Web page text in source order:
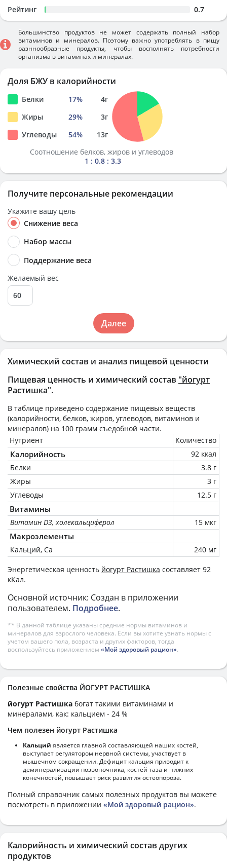
Химический состав и анализ пищевой ценности
Пищевая ценность и химический состав "йогурт
Растишка".
В таблице приведено содержание пищевых веществ
(калорийности, белков, жиров, углеводов, витаминов и
минералов) на 100 грамм съедобной части.
Нутриент
Количество
Калорийность
92 ккал
Белки
3.8 г
Жиры
3 г
Углеводы
12.5 г
Витамины
Витамин D3, холекальциферол 15 мкг
Макроэлементы
Кальций, Ca 240 мг
Энергетическая ценность йогурт Растишка составляет 92
кКал.
Основной источник: Создан в приложении
пользователем. Подробнее.
** В данной таблице указаны средние нормы витаминов и
минералов для взрослого человека. Если вы хотите узнать нормы с
учетом вашего пола, возраста и других факторов, тогда
воспользуйтесь приложением «Мой здоровый рацион».
Рейтинг 0.7
Большинство продуктов не может содержать полный набор
витаминов и минералов. Поэтому важно употреблять в пищу
разннообразные продукты, чтобы восполнять потребности
организма в витаминах и минералах.
Доля БЖУ в калорийности
Белки 17% 4г
Жиры
29% 3г
Углеводы
54% 13г
Соотношение белков, жиров и углеводов
1 : 0.8 : 3.3
Получите персональные рекомендации
Укажите вашу цель
Снижение веса
Набор массы
Поддержание веса
Желаемый вес
Далее
Полезные свойства ЙОГУРТ РАСТИШКА
йогурт Растишка богат такими витаминами и
минералами, как: кальцием - 24 %
Чем полезен йогурт Растишка
Кальций является главной составляющей наших костей,
выступает регулятором нервной системы, участвует в
мышечном сокращении. Дефицит кальция приводит к
деминерализации позвоночника, костей таза и нижних
конечностей, повышает риск развития остеопороза.
Полный справочник самых полезных продуктов вы можете
посмотреть в приложении «Мой здоровый рацион».
Калорийность и химический состав других
продуктов